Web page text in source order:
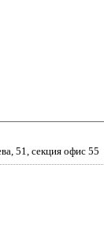
51, секция офис 55